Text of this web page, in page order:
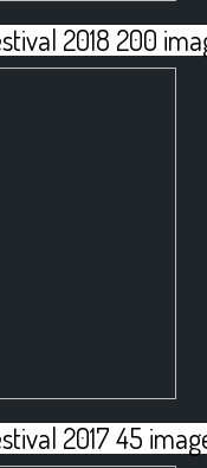
2018 200
201745